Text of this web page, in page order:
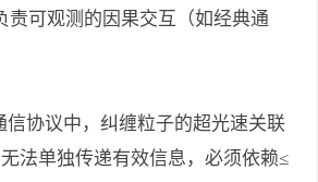
责可观测的因果交互（如经典通
信协议中，纠缠粒子的超光速关联
无法单独传递有效信息，必须依赖≤